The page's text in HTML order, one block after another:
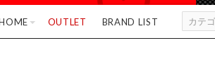
OUTLET BRAND LIST